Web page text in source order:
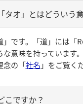
タオ」とはどういう
」です。「道」には「
意味を持っています。
念の「社名 」をご覧く
こですか？